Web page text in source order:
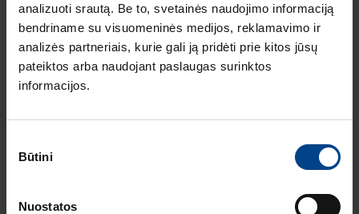
analizuoti srautą. Be to, svetainės naudojimo informaciją
bendriname su visuomeninės medijos, reklamavimo ir
analizės partneriais, kurie gali ją pridėti prie kitos jūsų
pateiktos arba naudojant paslaugas surinktos
informacijos.
pasirinkimas
Būtini
Nuostatos
Produkto kodas:
100000764
Wallbox eM4 Single
(extender) su 22
Produkto kodas: